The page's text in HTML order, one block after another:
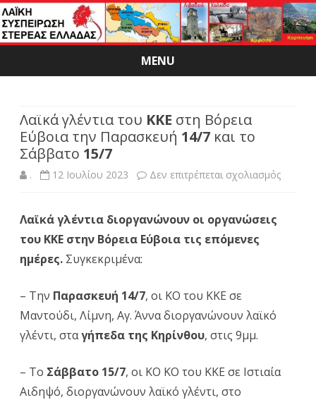
MENU
Skip
Λαϊκά γλέντια του ΚΚΕ στη Βόρεια
Εύβοια την Παρασκευή 14/7 και το
Σάββατο 15/7
. 12 Ιουλίου 2023 Δεν επιτρέπεται σχολιασμόςστο
την
Λαϊκά γλέντια διοργανώνουν οι οργανώσεις
του ΚΚΕ στην Βόρεια Εύβοια τις επόμενες
ημέρες. Συγκεκριμένα:
– Την Παρασκευή 14/7, οι ΚΟ του ΚΚΕ σε
Μαντούδι, Λίμνη, Αγ. Άννα διοργανώνουν λαϊκό
γλέντι, σταγήπεδα της Κηρίνθου, στις 9μμ.
– Το Σάββατο 15/7, οι ΚΟ ΚΟ του ΚΚΕ σε Ιστιαία
Αιδηψό, διοργανώνουν λαϊκό γλέντι, στο